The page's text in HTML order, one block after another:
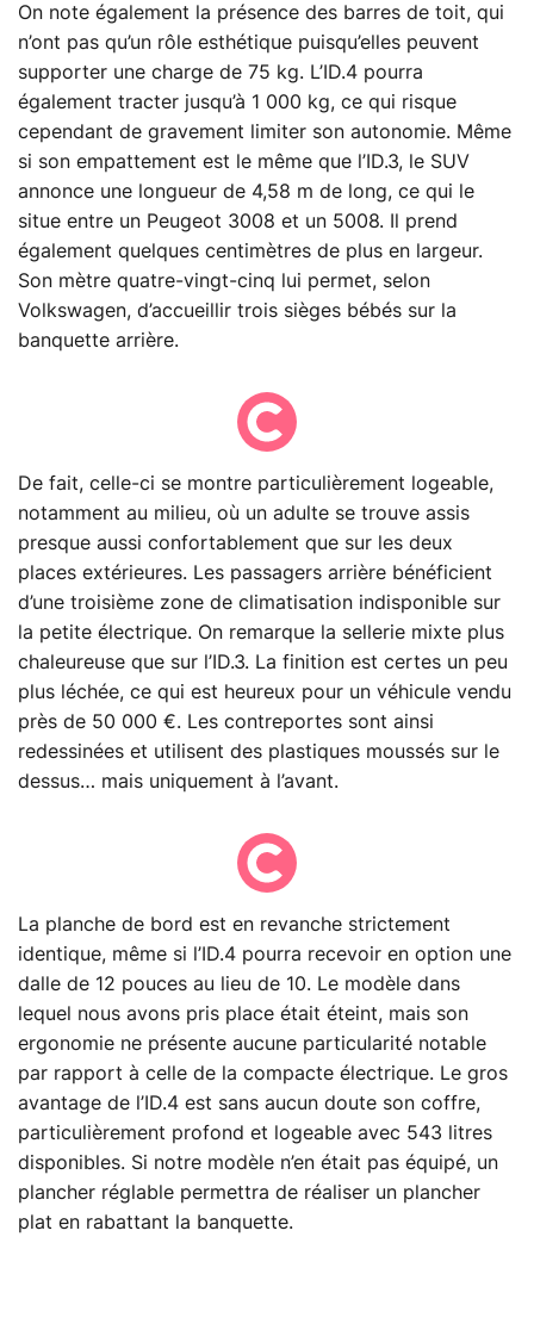
On note également la présence des barres de toit, qui
n’ont pas qu’un rôle esthétique puisqu’elles peuvent
supporter une charge de 75 kg. L’ID.4 pourra
également tracter jusqu’à 1 000 kg, ce qui risque
cependant de gravement limiter son autonomie. Même
si son empattement est le même que l’ID.3, le SUV
annonce une longueur de 4,58 m de long, ce qui le
situe entre un Peugeot 3008 et un 5008. Il prend
également quelques centimètres de plus en largeur.
Son mètre quatre-vingt-cinq lui permet, selon
Volkswagen, d’accueillir trois sièges bébés sur la
banquette arrière.
De fait, celle-ci se montre particulièrement logeable,
notamment au milieu, où un adulte se trouve assis
presque aussi confortablement que sur les deux
places extérieures. Les passagers arrière bénéficient
d’une troisième zone de climatisation indisponible sur
la petite électrique. On remarque la sellerie mixte plus
chaleureuse que sur l’ID.3. La finition est certes un peu
plus léchée, ce qui est heureux pour un véhicule vendu
près de 50 000 €. Les contreportes sont ainsi
redessinées et utilisent des plastiques moussés sur le
dessus… mais uniquement à l’avant.
La planche de bord est en revanche strictement
identique, même si l’ID.4 pourra recevoir en option une
dalle de 12 pouces au lieu de 10. Le modèle dans
lequel nous avons pris place était éteint, mais son
ergonomie ne présente aucune particularité notable
par rapport à celle de la compacte électrique. Le gros
avantage de l’ID.4 est sans aucun doute son coffre,
particulièrement profond et logeable avec 543 litres
disponibles. Si notre modèle n’en était pas équipé, un
plancher réglable permettra de réaliser un plancher
plat en rabattant la banquette.